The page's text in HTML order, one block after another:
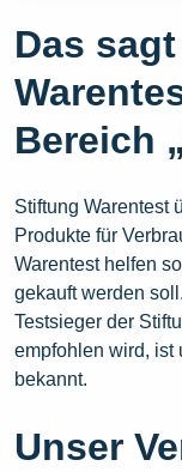
Das
Bereich
Stiftung Warentest
Produkte für
Warentest helfen
gekauft werden
Testsieger der
empfohlen wird, ist
bekannt.
Unser